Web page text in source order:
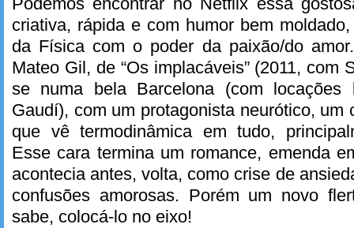
criativa, rápida e com humor bem
da Física com o poder da paixão/do
Mateo Gil, de “Os implacáveis” (2011, com
se numa bela Barcelona (com
Gaudí), com um protagonista neurótico, um
que vê termodinâmica em tudo,
Esse cara termina um romance, emenda
acontecia antes, volta, como crise de
confusões amorosas. Porém um novo
sabe, colocá-lo no eixo!